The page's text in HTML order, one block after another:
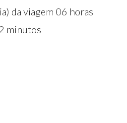
da viagem 06 horas
minutos